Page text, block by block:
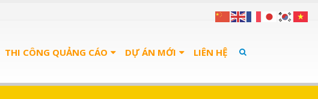
THI CÔNG QUẢNG CÁO DỰ ÁN MỚI LIÊN HỆ